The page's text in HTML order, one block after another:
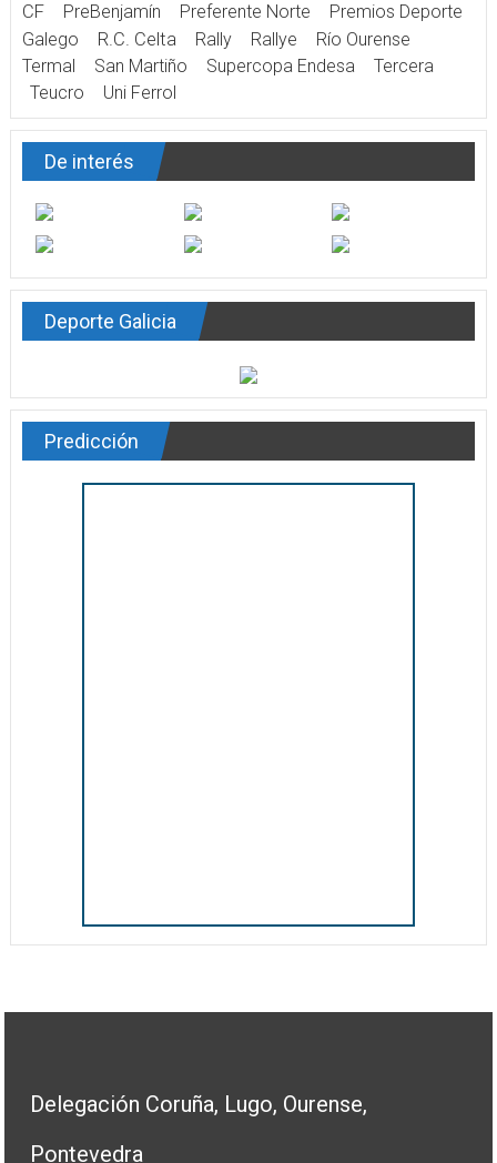
CF
PreBenjamín Preferente Norte
Premios Deporte
Galego
R.C. Celta Rally Rallye
Río Ourense
Termal
San Martiño Supercopa Endesa
Tercera
Teucro
Uni Ferrol
De interés
Deporte Galicia
Predicción
Delegación Coruña, Lugo, Ourense,
Pontevedra